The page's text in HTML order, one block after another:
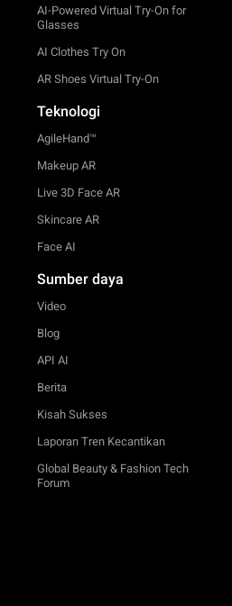
AI-Powered Virtual Try-On for
Glasses
AI Clothes Try On
AR Shoes Virtual Try-On
Teknologi
AgileHand™
Makeup AR
Live 3D Face AR
Skincare AR
Face AI
Sumber daya
Video
Blog
API AI
Berita
Kisah Sukses
Laporan Tren Kecantikan
Global Beauty & Fashion Tech
Forum